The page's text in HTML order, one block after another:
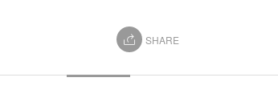
SHARE